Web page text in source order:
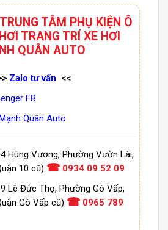
TÂM PHỤ KIỆN Ô
TRANG TRÍ XE HƠI
QUÂN AUTO
Zalo tư vấn <<
FB
Quân Auto
Hùng Vương, Phường Vườn Lài,
10 cũ) ☎ 0934 09 52 09
Lê Đức Thọ, Phường Gò Vấp,
Gò Vấp cũ) ☎ 0965 789